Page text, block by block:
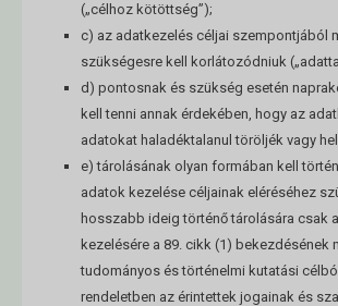
(„célhoz kötöttség”);
c) az adatkezelés céljai szempontjából
szükségesre kell korlátozódniuk
d) pontosnak és szükség esetén
kell tenni annak érdekében, hogy az
adatokat haladéktalanul töröljék vagy
e) tárolásának olyan formában kell
adatok kezelése céljainak eléréséhez
hosszabb ideig történő tárolására csak
kezelésére a 89. cikk (1)
tudományos és történelmi kutatási
rendeletben az érintettek jogainak és